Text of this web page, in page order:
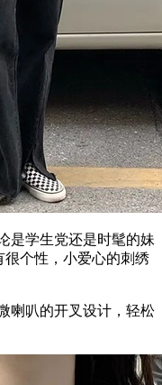
学生党还是时髦的妹
个性，小爱心的刺绣
叭的开叉设计，轻松